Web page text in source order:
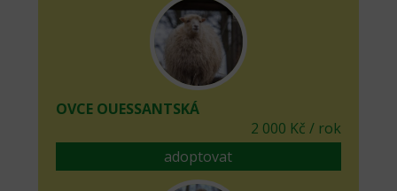
OVCE OUESSANTSKÁ
2 000 Kč / rok
adoptovat